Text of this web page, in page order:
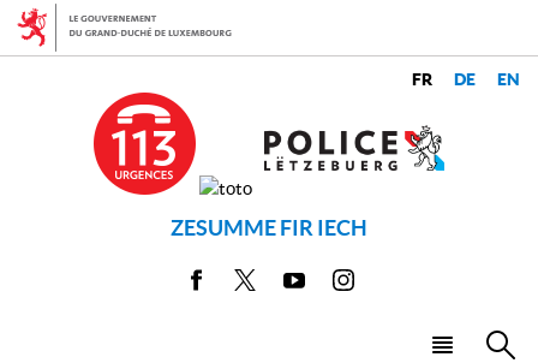
Aller
Aller
ZESUMME FIR IECH
Facebook YoutubeInstagram